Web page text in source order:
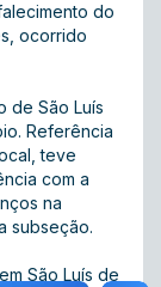
do
ocorrido
de São Luís
Referência
teve
com a
na
subseção.
São Luís de